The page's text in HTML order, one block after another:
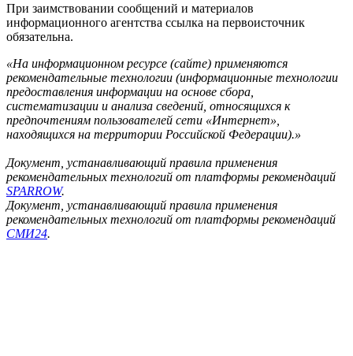
При заимствовании сообщений и материалов
информационного агентства ссылка на первоисточник
обязательна.
«На информационном ресурсе (сайте) применяются
рекомендательные технологии (информационные технологии
предоставления информации на основе сбора,
систематизации и анализа сведений, относящихся к
предпочтениям пользователей сети «Интернет»,
находящихся на территории Российской Федерации).»
Документ, устанавливающий правила применения
рекомендательных технологий от платформы рекомендаций
SPARROW.
Документ, устанавливающий правила применения
рекомендательных технологий от платформы рекомендаций
СМИ24.